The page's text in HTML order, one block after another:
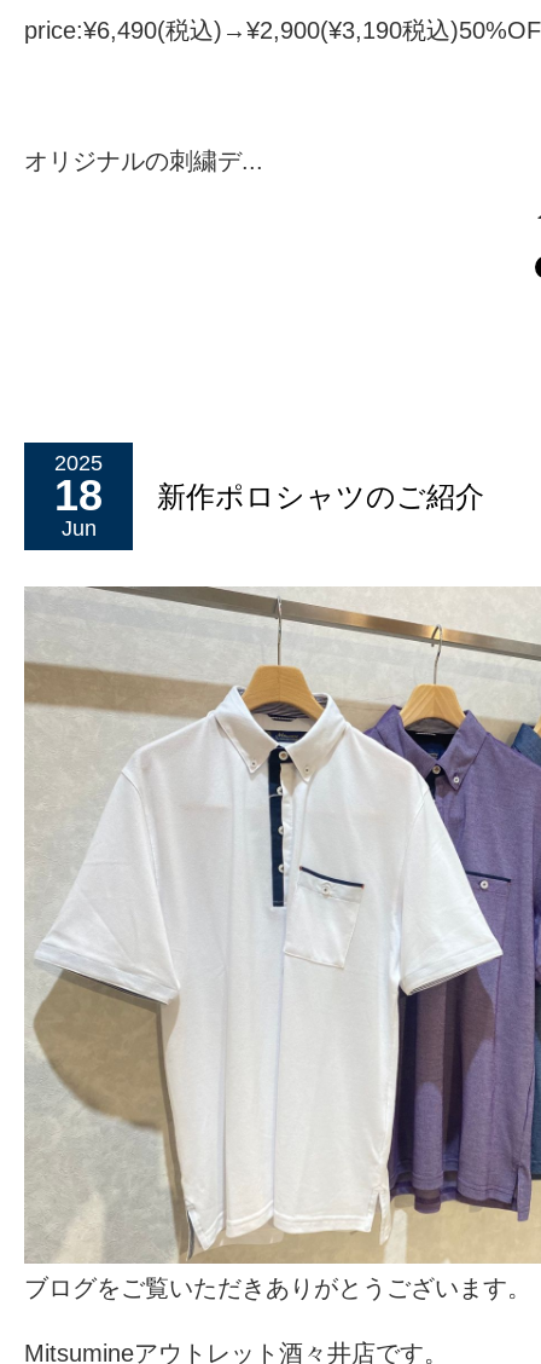
price:¥6,490(税込)→¥2,900(¥3,190税込
オリジナルの刺繍デ...
2025
18
Jun
新作ポロシャツのご紹介
ブログをご覧いただきありがとうございます。
Mitsumineアウトレット酒々井店です。